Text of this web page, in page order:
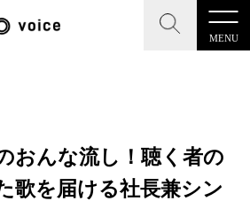
MENU
CLOSE
CLOSE
る”音楽特化メディア
んな流し！聴く者の
歌を届ける社長兼シン